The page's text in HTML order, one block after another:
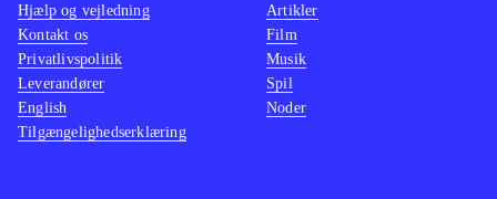
Hjælp og vejledning
Kontakt os
Privatlivspolitik
Leverandører
English
Tilgængelighedserklæring
Artikler
Film
Musik
Spil
Noder